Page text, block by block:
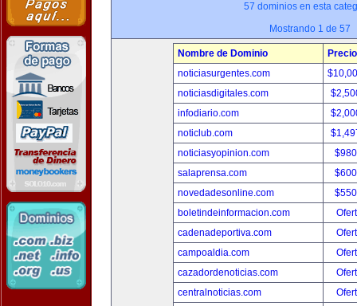
57 dominios en esta
Mostrando 1 de 57
Nombre de Dominio
Precio
noticiasurgentes.com
noticiasdigitales.com
infodiario.com
noticlub.com
noticiasyopinion.com
salaprensa.com
novedadesonline.com
boletindeinformacion.com
cadenadeportiva.com
campoaldia.com
cazadordenoticias.com
centralnoticias.com